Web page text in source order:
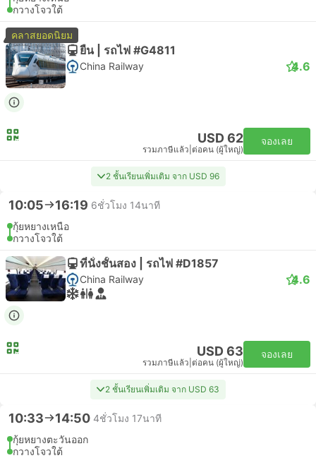
กวางโจวใต้
คลาสยอดนิยม
ยืน | รถไฟ #G4811
China Railway 4.6
USD 62
รวมภาษีแล้ว ต่อคน (ผู้ใหญ่)
จองเลย
2 ชั้นเรียนเพิ่มเติม จาก USD 96
10:05 16:19 6ชั่วโมง 14นาที
กุ้ยหยางเหนือ
กวางโจวใต้
ที่นั่งชั้นสอง | รถไฟ #D1857
China Railway 4.6
USD 63
รวมภาษีแล้ว ต่อคน (ผู้ใหญ่)
จองเลย
2 ชั้นเรียนเพิ่มเติม จาก USD 63
10:33 14:50 4ชั่วโมง 17นาที
กุ้ยหยางตะวันออก
กวางโจวใต้